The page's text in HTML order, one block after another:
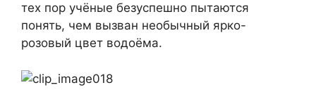
тех пор учёные безуспешно пытаются
понять, чем вызван необычный ярко-
розовый цвет водоёма.